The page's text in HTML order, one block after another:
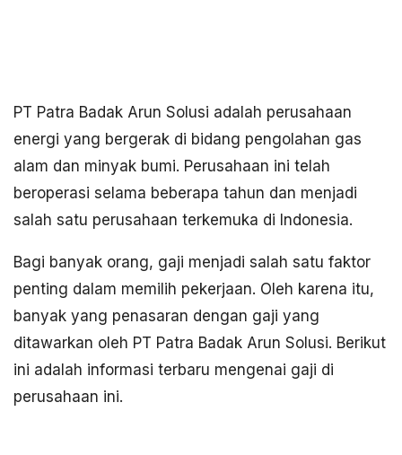
PT Patra Badak Arun Solusi adalah perusahaan
energi yang bergerak di bidang pengolahan gas
alam dan minyak bumi. Perusahaan ini telah
beroperasi selama beberapa tahun dan menjadi
salah satu perusahaan terkemuka di Indonesia.
Bagi banyak orang, gaji menjadi salah satu faktor
penting dalam memilih pekerjaan. Oleh karena itu,
banyak yang penasaran dengan gaji yang
ditawarkan oleh PT Patra Badak Arun Solusi. Berikut
ini adalah informasi terbaru mengenai gaji di
perusahaan ini.